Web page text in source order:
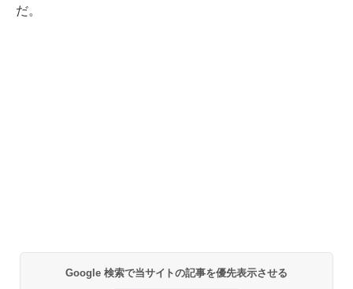
だ。
Google 検索で当サイトの記事を優先表示させる